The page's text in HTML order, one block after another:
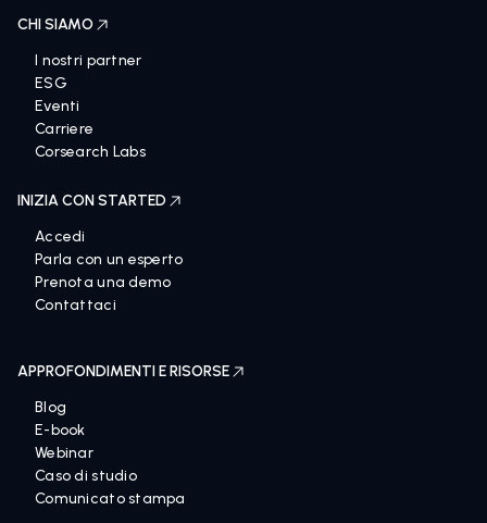
CHI SIAMO
I nostri partner
ESG
Eventi
Carriere
Corsearch Labs
INIZIA CON STARTED
Accedi
Parla con un esperto
Prenota una demo
Contattaci
APPROFONDIMENTI E RISORSE
Blog
E-book
Webinar
Caso di studio
Comunicato stampa